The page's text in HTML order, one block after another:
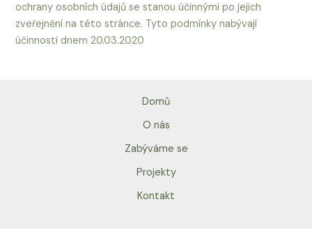
ochrany osobních údajů se stanou účinnými po jejich
zveřejnění na této stránce. Tyto podmínky nabývají
účinnosti dnem 20.03.2020
Domů
O nás
Zabýváme se
Projekty
Kontakt